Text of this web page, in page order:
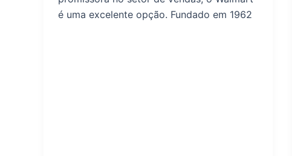
é uma excelente opção. Fundado em 1962